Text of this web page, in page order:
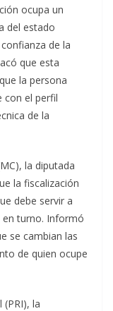
ocupa un
del estado
de la
que esta
la persona
con el perfil
de la
la diputada
la fiscalización
debe servir a
en turno. Informó
se cambian las
de quien ocupe
la